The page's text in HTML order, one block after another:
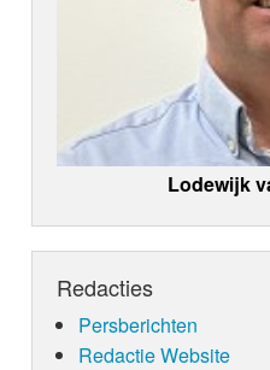
Lodewijk
Redacties
Persberichten
Redactie Website